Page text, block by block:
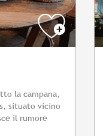
la campana,
situato vicino
il rumore